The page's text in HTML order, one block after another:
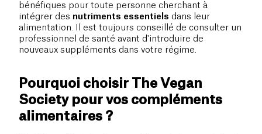
bénéfiques pour toute personne cherchant à
intégrer des nutriments essentiels dans leur
alimentation. Il est toujours conseillé de consulter un
professionnel de santé avant d'introduire de
nouveaux suppléments dans votre régime.
Pourquoi choisir The Vegan
Society pour vos compléments
alimentaires ?